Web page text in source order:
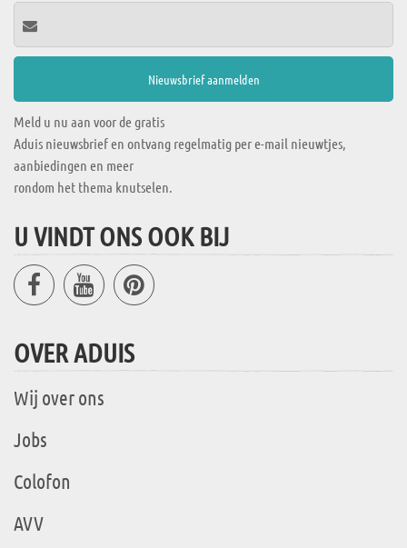
Meld u nu aan voor de gratis
Aduis nieuwsbrief en ontvang regelmatig per e-mail nieuwtjes,
aanbiedingen en meer
rondom het thema knutselen.
U VINDT ONS OOK BIJ
OVER ADUIS
Wij over ons
Jobs
Colofon
AVV